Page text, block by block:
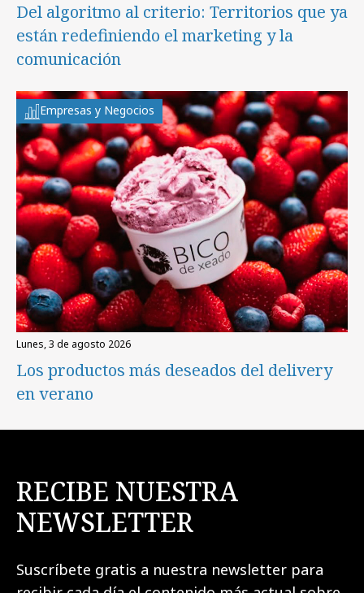
Del algoritmo al criterio: Territorios que ya
están redefiniendo el marketing y la
comunicación
Empresas y Negocios
lunes, 3 de agosto 2026
Los productos más deseados del delivery
en verano
RECIBE NUESTRA
NEWSLETTER
Suscríbete gratis a nuestra newsletter para